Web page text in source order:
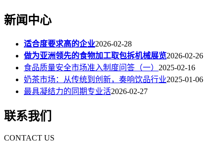
新闻中心
适合度要求高的企业2026-02-28
做为亚洲领先的食物加工取包拆机械展览2026-02-26
食品质量安全市场准入制度问答（一） 2025-02-16
奶茶市场：从传统到创新，奏响饮品行业2025-01-06
最具凝结力的同期专业活2026-02-27
联系我们
CONTACT US